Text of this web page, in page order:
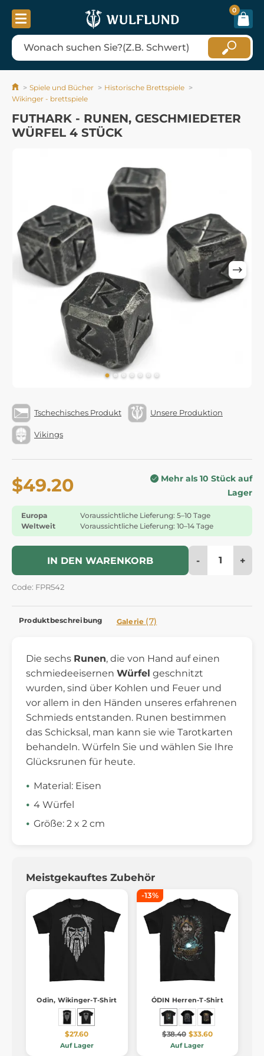
0
Spiele und Bücher
Historische Brettspiele
Wikinger - brettspiele
FUTHARK - RUNEN, GESCHMIEDETER
WÜRFEL 4 STÜCK
Tschechisches Produkt Unsere Produktion
Vikings
$49.20
Mehr als 10 Stück auf
Lager
Europa
Voraussichtliche Lieferung: 5–10 Tage
Weltweit
Voraussichtliche Lieferung: 10–14 Tage
IN DEN WARENKORB - +
Code: FPR542
Produktbeschreibung Galerie (7)
Die sechs Runen, die von Hand auf einen
schmiedeeisernen Würfel geschnitzt
wurden, sind über Kohlen und Feuer und
vor allem in den Händen unseres erfahrenen
Schmieds entstanden. Runen bestimmen
das Schicksal, man kann sie wie Tarotkarten
behandeln. Würfeln Sie und wählen Sie Ihre
Glücksrunen für heute.
Material: Eisen
4 Würfel
Größe: 2 x 2 cm
Meistgekauftes Zubehör
Odin, Wikinger-T-Shirt
$27.60
Auf Lager
-13%
ÓDIN Herren-T-Shirt
$38.40 $33.60
Auf Lager